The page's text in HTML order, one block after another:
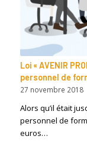
Loi « AVENIR
personnel de
27 novembre 2018
Alors qu’il était
personnel de
euros…